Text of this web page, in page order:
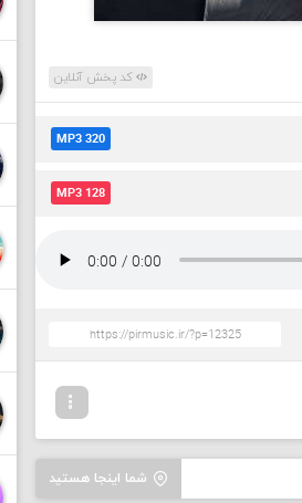
کد پخش آنلاین
MP3 320
MP3 128
شما اینجا هستید